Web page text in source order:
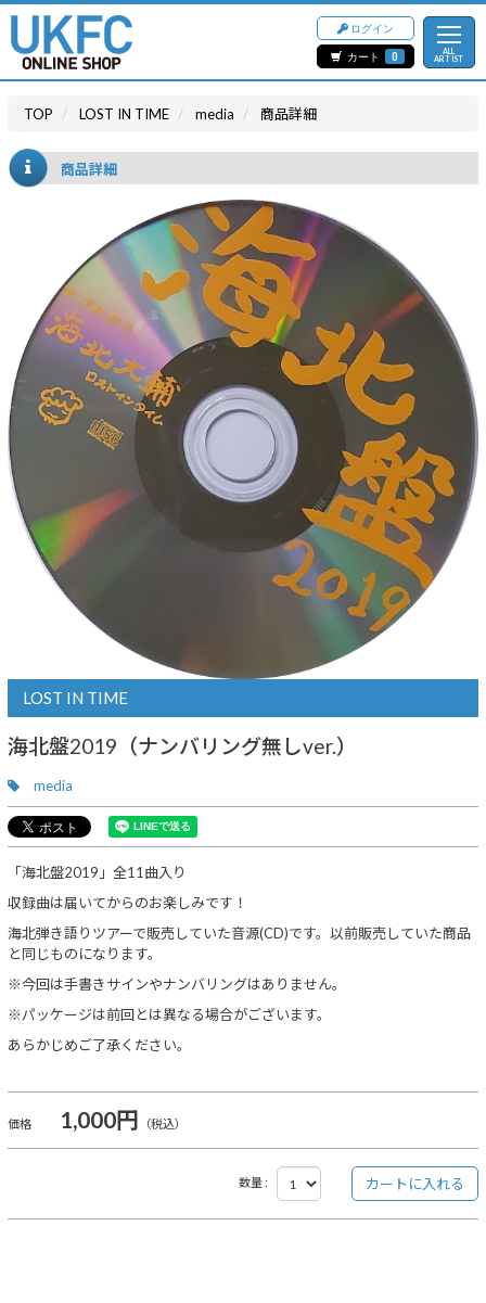
ログイン
カート
0
ALL
ARTIST
TOP LOST IN TIME media 商品詳細
商品詳細
LOST IN TIME
海北盤2019（ナンバリング無しver.）
media
「海北盤2019」全11曲入り
収録曲は届いてからのお楽しみです！
海北弾き語りツアーで販売していた音源(CD)です。以前販売していた商品
と同じものになります。
※今回は手書きサインやナンバリングはありません。
※パッケージは前回とは異なる場合がございます。
あらかじめご了承ください。
価格 1,000円 （税込）
数量 :